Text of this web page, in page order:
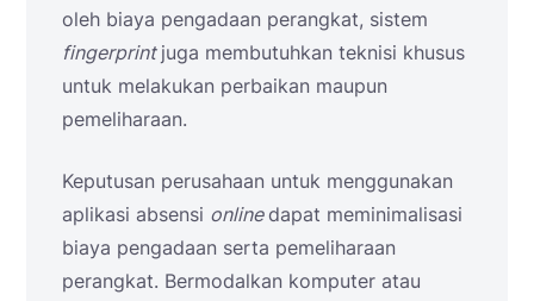
oleh biaya pengadaan perangkat, sistem
fingerprint juga membutuhkan teknisi khusus
untuk melakukan perbaikan maupun
pemeliharaan.
Keputusan perusahaan untuk menggunakan
aplikasi absensi onlinedapat meminimalisasi
biaya pengadaan serta pemeliharaan
perangkat. Bermodalkan komputer atau